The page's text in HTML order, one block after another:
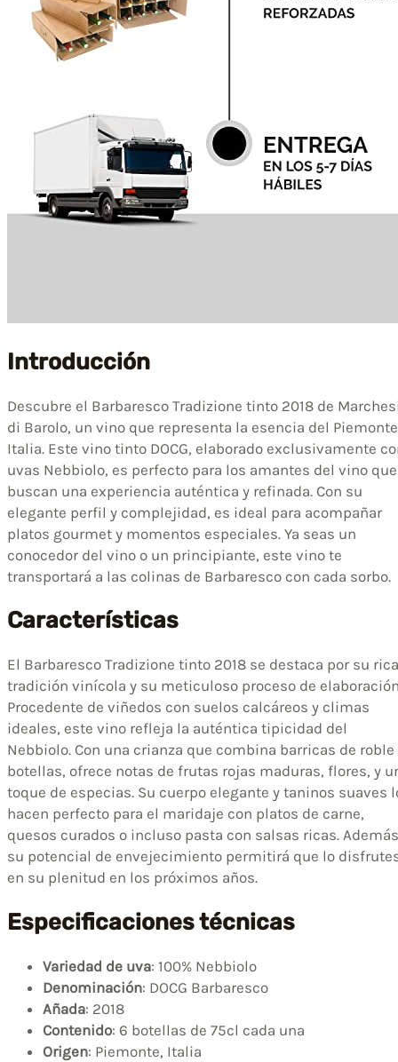
Introducción
Descubre el Barbaresco Tradizione tinto 2018 de
di Barolo, un vino que representa la esencia del
Italia. Este vino tinto DOCG, elaborado exclusivamente
uvas Nebbiolo, es perfecto para los amantes del vino que
buscan una experiencia auténtica y refinada. Con su
elegante perfil y complejidad, es ideal para acompañar
platos gourmet y momentos especiales. Ya seas un
conocedor del vino o un principiante, este vino te
transportará a las colinas de Barbaresco con cada sorbo.
Características
El Barbaresco Tradizione tinto 2018 se destaca por su rica
tradición vinícola y su meticuloso proceso de
Procedente de viñedos con suelos calcáreos y climas
ideales, este vino refleja la auténtica tipicidad del
Nebbiolo. Con una crianza que combina barricas de roble
botellas, ofrece notas de frutas rojas maduras, flores, y
toque de especias. Su cuerpo elegante y taninos suaves
hacen perfecto para el maridaje con platos de carne,
quesos curados o incluso pasta con salsas ricas.
su potencial de envejecimiento permitirá que lo
en su plenitud en los próximos años.
Especificaciones técnicas
Variedad de uva: 100% Nebbiolo
Denominación: DOCG Barbaresco
Añada: 2018
Contenido: 6 botellas de 75cl cada una
Origen: Piemonte, Italia